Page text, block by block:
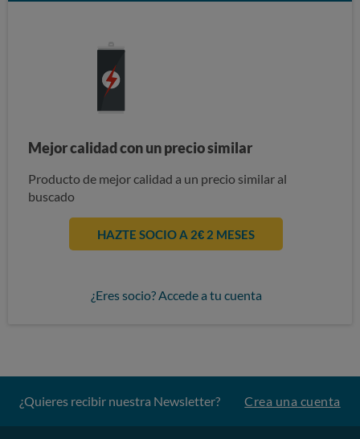
Mejor calidad con un precio similar
Producto de mejor calidad a un precio similar al
buscado
HAZTE SOCIO A 2€ 2 MESES
¿Eres socio? Accede a tu cuenta
¿Quieres recibir nuestra Newsletter? Crea una cuenta